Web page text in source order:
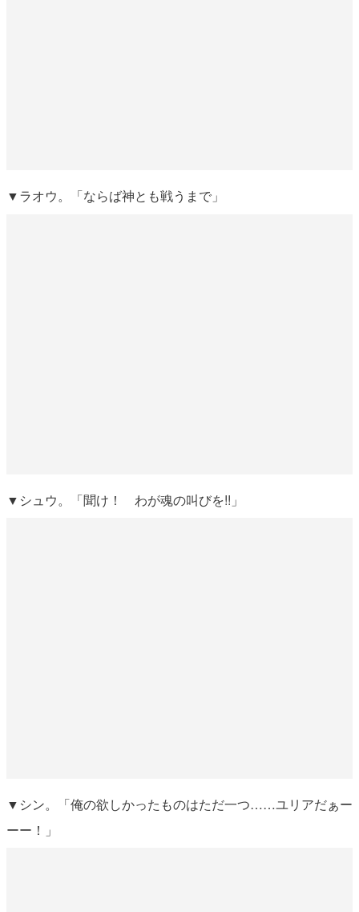
▼ラオウ。「ならば神とも戦うまで」
▼シュウ。「聞け！ わが魂の叫びを!!」
▼シン。「俺の欲しかったものはただ一つ……ユリアだぁー
ーー！」